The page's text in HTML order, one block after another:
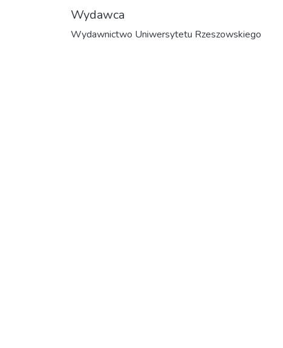
Wydawca
Wydawnictwo Uniwersytetu Rzeszowskiego